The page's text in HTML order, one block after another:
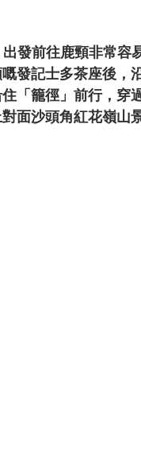
發前往鹿頸非常容
發記士多茶座後，
「籠徑」前行，穿
對面沙頭角紅花嶺